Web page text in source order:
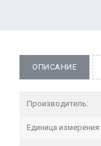
ОПИСАНИЕ
Производитель:
Единица измерения: